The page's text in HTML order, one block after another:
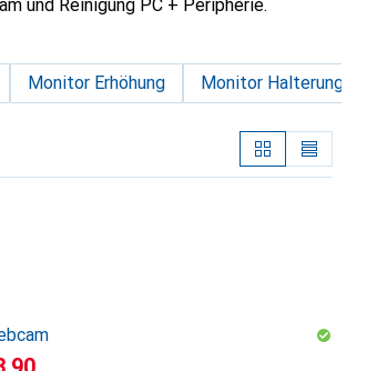
und Reinigung PC + Peripherie.
Monitor Erhöhung Monitor Halterung